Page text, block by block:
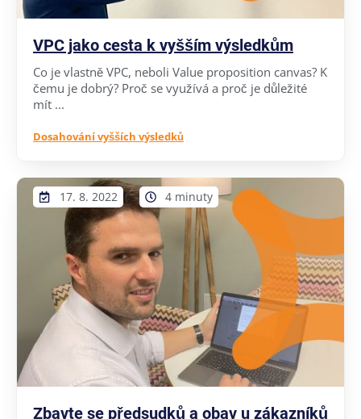
VPC jako cesta k vyšším výsledkům
Co je vlastně VPC, neboli Value proposition canvas? K
čemu je dobrý? Proč se využívá a proč je důležité
mít ...
Dosahování vyšších výsledků
17. 8. 2022 4 minuty
Zbavte se předsudků a obav u zákazníků